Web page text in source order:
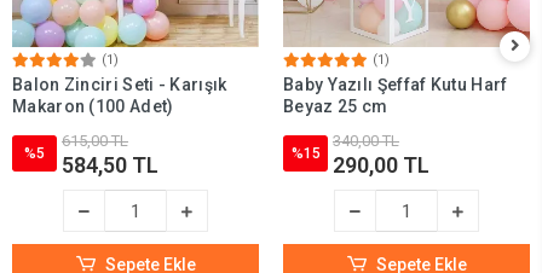
(1)
Balon Zinciri Seti - Karışık
Makaron (100 Adet)
%5
615,00 TL
584,50 TL
Sepete Ekle
(1)
Baby Yazılı Şeffaf Kutu Harf
Beyaz 25 cm
%15
340,00 TL
290,00 TL
Sepete Ekle